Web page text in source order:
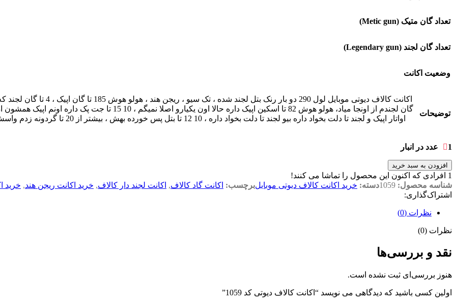
تعداد گان متیک (Metic gun)
تعداد گان لجند (Legendary gun)
وضعیت اکانت
توضیحات
اکانت کالاف دیوتی موبایل
1 عدد در انبار
افزودن به سبد خرید
1 افرادی که اکنون این محصول را تماشا می کنند!
شناسه محصول: 1059دسته: خرید اکانت کالاف دیوتی موبایلبرچسب: اکانت گاد کالاف, اکانت لجند دار کالاف, خرید اکانت ریجن هند, خرید
اشتراک‌گذاری:
نظرات (0)
نظرات (0)
نقد و بررسی‌ها
هنوز بررسی‌ای ثبت نشده است.
اولین کسی باشید که دیدگاهی می نویسد “اکانت کالاف دیوتی کد 1059”